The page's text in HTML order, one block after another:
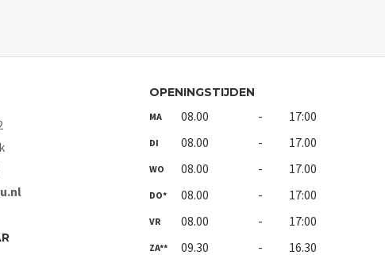
OPENINGSTIJDEN
MA 08.00 - 17:00
DI 08.00 - 17.00
WO 08.00 - 17.00
DO* 08.00 - 17:00
VR 08.00 - 17:00
ZA** 09.30 - 16.30